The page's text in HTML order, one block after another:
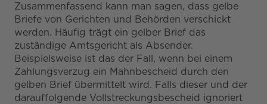
Zusammenfassend kann man sagen, dass gelbe
Briefe von Gerichten und Behörden verschickt
werden. Häufig trägt ein gelber Brief das
zuständige Amtsgericht als Absender.
Beispielsweise ist das der Fall, wenn bei einem
Zahlungsverzug ein Mahnbescheid durch den
gelben Brief übermittelt wird. Falls dieser und der
darauffolgende Vollstreckungsbescheid ignoriert